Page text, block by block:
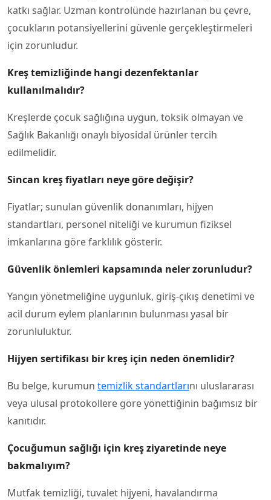
katkı sağlar. Uzman kontrolünde hazırlanan bu çevre,
çocukların potansiyellerini güvenle gerçekleştirmeleri
için zorunludur.
Kreş temizliğinde hangi dezenfektanlar
kullanılmalıdır?
Kreşlerde çocuk sağlığına uygun, toksik olmayan ve
Sağlık Bakanlığı onaylı biyosidal ürünler tercih
edilmelidir.
Sincan kreş fiyatları neye göre değişir?
Fiyatlar; sunulan güvenlik donanımları, hijyen
standartları, personel niteliği ve kurumun fiziksel
imkanlarına göre farklılık gösterir.
Güvenlik önlemleri kapsamında neler zorunludur?
Yangın yönetmeliğine uygunluk, giriş-çıkış denetimi ve
acil durum eylem planlarının bulunması yasal bir
zorunluluktur.
Hijyen sertifikası bir kreş için neden önemlidir?
Bu belge, kurumun temizlik standartlarını uluslararası
veya ulusal protokollere göre yönettiğinin bağımsız bir
kanıtıdır.
Çocuğumun sağlığı için kreş ziyaretinde neye
bakmalıyım?
Mutfak temizliği, tuvalet hijyeni, havalandırma